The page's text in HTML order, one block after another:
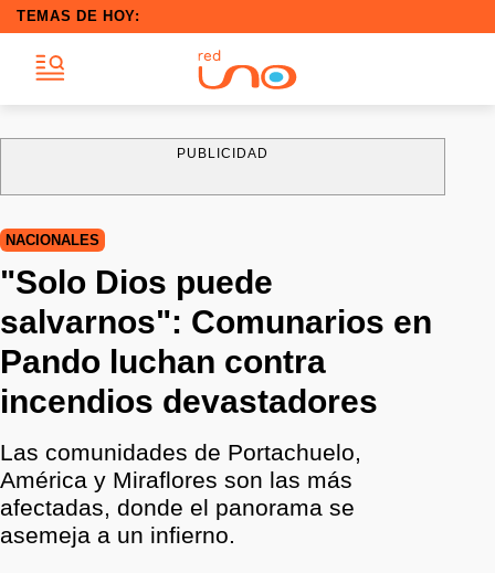
TEMAS DE HOY:
PUBLICIDAD
NACIONALES
"Solo Dios puede
salvarnos": Comunarios en
Pando luchan contra
incendios devastadores
Las comunidades de Portachuelo,
América y Miraflores son las más
afectadas, donde el panorama se
asemeja a un infierno.